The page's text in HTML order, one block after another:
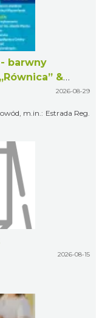
barwny
&
2026-08-29
m.in.: Estrada Reg.
2026-08-15